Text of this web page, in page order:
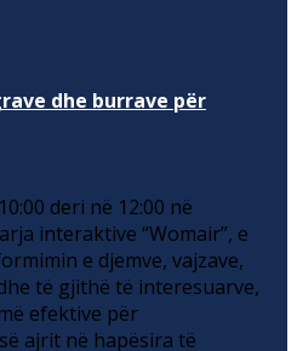
dhe burrave për
deri në 12:00 në
interaktive “Womair”, e
e djemve, vajzave,
të gjithë të interesuarve,
efektive për
ajrit në hapësira të